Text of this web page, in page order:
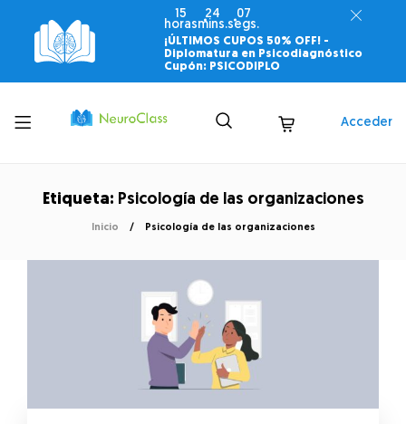
15
horas
24
mins.
07
segs.
¡ÚLTIMOS CUPOS 50% OFF! -
Diplomatura en Psicodiagnóstico
Cupón: PSICODIPLO
Toggle
menu
Acceder
Etiqueta: Psicología de las organizaciones
Inicio Psicología de las organizaciones